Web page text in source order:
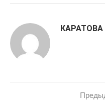
КАРАТОВА